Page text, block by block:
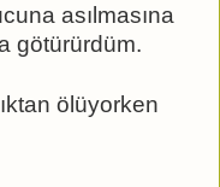
asılmasına
götürürdüm.
ölüyorken